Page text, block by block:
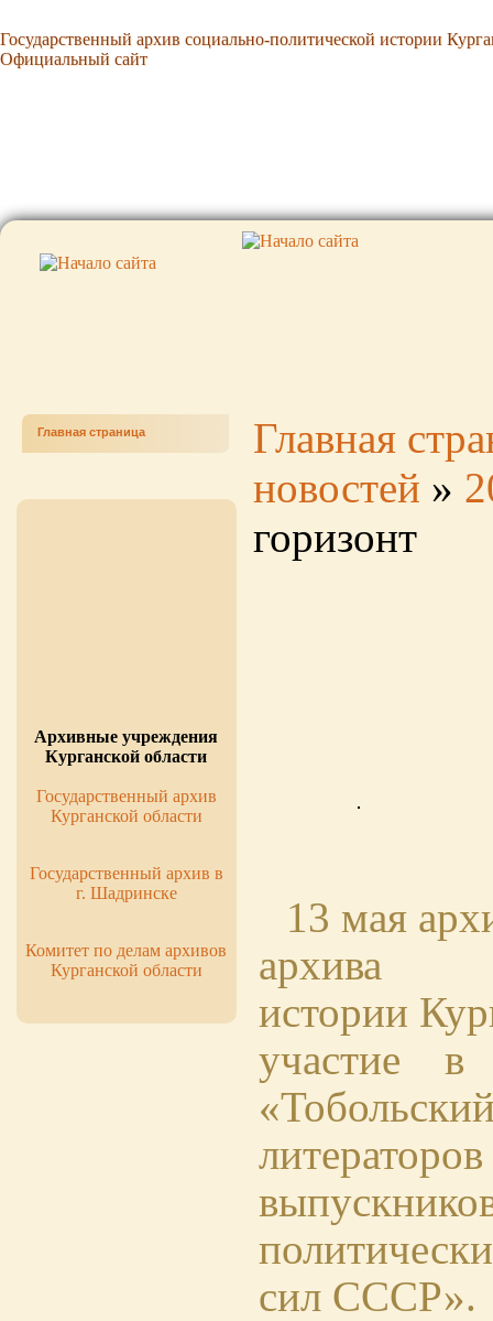
Государственный архив социально-политической истории
Официальный сайт
Государственный архив социально-политической истории
Официальный сайт
Главная страница
Архивные учреждения
Курганской области
Государственный архив
Курганской области
Государственный архив в
г. Шадринске
Комитет по делам архивов
Курганской области
Главная
новостей »
горизонт
13 мая
архива
истории
участие в
сил СССР».